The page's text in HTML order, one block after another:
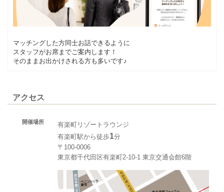
マッチングした方同士お話できるように
スタッフがお席までご案内します！
そのままお出かけされる方も多いです♪
アクセス
開催場所
有楽町リゾートラウンジ
有楽町駅から徒歩1分
〒100-0006
東京都千代田区有楽町2-10-1 東京交通会館6階